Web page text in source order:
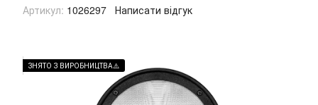
Артикул: 1026297 Написати відгук
ЗНЯТО З ВИРОБНИЦТВА⚠️